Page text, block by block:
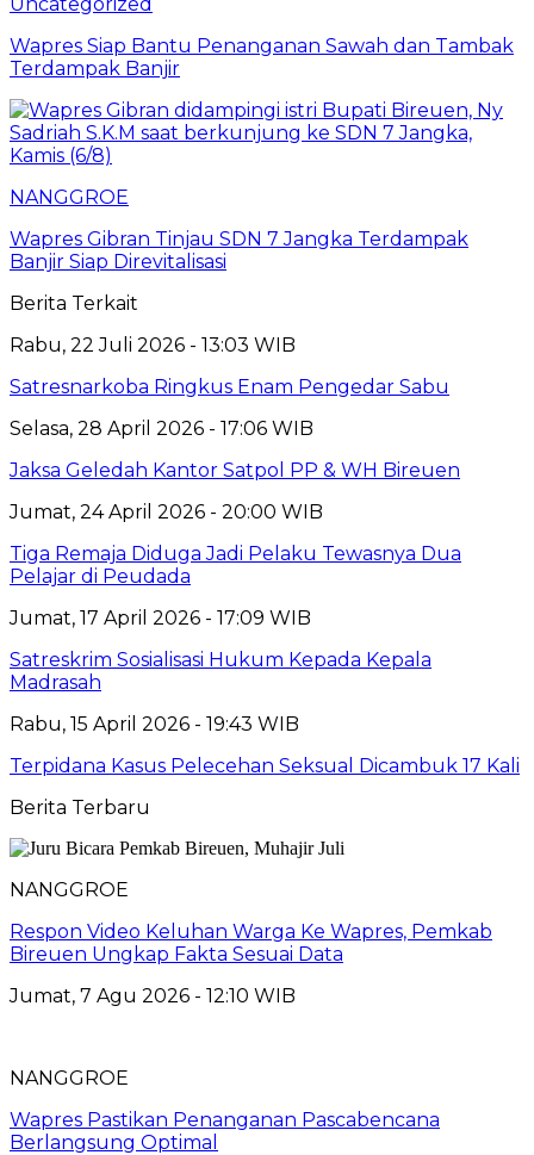
Wapres Siap Bantu Penanganan Sawah dan Tambak
Terdampak Banjir
NANGGROE
Wapres Gibran Tinjau SDN 7 Jangka Terdampak
Banjir Siap Direvitalisasi
Berita Terkait
Rabu, 22 Juli 2026 - 13:03 WIB
Satresnarkoba Ringkus Enam Pengedar Sabu
Selasa, 28 April 2026 - 17:06 WIB
Jaksa Geledah Kantor Satpol PP & WH Bireuen
Jumat, 24 April 2026 - 20:00 WIB
Tiga Remaja Diduga Jadi Pelaku Tewasnya Dua
Pelajar di Peudada
Jumat, 17 April 2026 - 17:09 WIB
Satreskrim Sosialisasi Hukum Kepada Kepala
Madrasah
Rabu, 15 April 2026 - 19:43 WIB
Terpidana Kasus Pelecehan Seksual Dicambuk 17 Kali
Berita Terbaru
NANGGROE
Respon Video Keluhan Warga Ke Wapres, Pemkab
Bireuen Ungkap Fakta Sesuai Data
Jumat, 7 Agu 2026 - 12:10 WIB
NANGGROE
Wapres Pastikan Penanganan Pascabencana
Berlangsung Optimal